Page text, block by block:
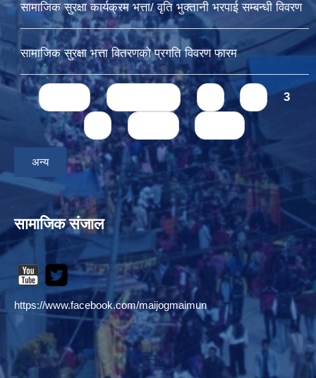
सामाजिक सुरक्षा कार्यक्रम भत्ता/ वृति भुक्तानी भरपाई सम्बन्धी विवरण
सामाजिक सुरक्षा भत्ता वितरणको प्रगति विवरण फारम
Pages 3
अन्य
सामाजिक संजाल
https://www.facebook.com/maijogmaimun